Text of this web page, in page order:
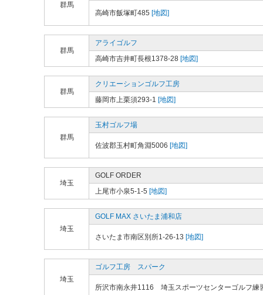
群馬
高崎市飯塚町485 [地図]
群馬
アライゴルフ
高崎市吉井町長根1378-28 [地図]
群馬
クリエーションゴルフ工房
藤岡市上栗須293-1 [地図]
群馬
玉村ゴルフ場
佐波郡玉村町角淵5006 [地図]
埼玉
GOLF ORDER
上尾市小泉5-1-5 [地図]
埼玉
GOLF MAX さいたま浦和店
さいたま市南区別所1-26-13 [地図]
埼玉
ゴルフ工房 スパーク
所沢市南永井1116 埼玉スポーツセンターゴルフ練